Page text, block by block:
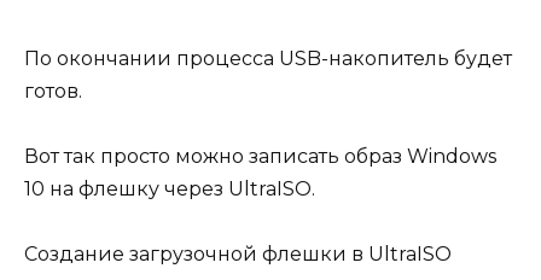
По окончании процесса USB-накопитель будет
готов.
Вот так просто можно записать образ Windows
10 на флешку через UltraISO.
Создание загрузочной флешки в UltraISO